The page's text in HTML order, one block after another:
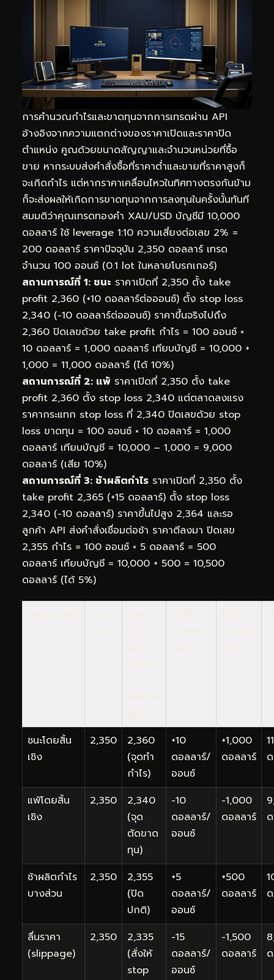
การคำนวณกำไรและขาดทุนจากการเทรดผ่าน API
อ้างอิงจากความแตกต่างของราคาเปิดและราคาปิด
ตำแหน่ง คูณด้วยขนาดสัญญาและจำนวนหน่วยที่ซื้อ
ขาย หากระบบส่งคำสั่งซื้อที่ราคาต่ำและขายที่ราคาสูงก็
จะเกิดกำไร แต่หากราคาเคลื่อนไหวในทิศทางตรงกันข้าม
ก็จะส่งผลให้เกิดการขาดทุนจากการลงทุนในครั้งนั้นทันที
สมมติว่าคุณเทรดทองคำ XAU/USD บัญชีมี 10,000
ดอลลาร์ ใช้ leverage 1:10 ความเสี่ยงต่อเลข 2% =
200 ดอลลาร์ ราคาปัจจุบัน 2,350 ดอลลาร์ เทรด
จำนวน 100 ออนซ์ (0.1 lot ในหลายโบรกเกอร์)
สถานการณ์ที่ 1: ชนะ ราคาเปิดที่ 2,350 ตั้ง take
profit 2,360 (+10 ดอลลาร์ต่อออนซ์) ตั้ง stop loss
2,340 (-10 ดอลลาร์ต่อออนซ์) ราคาขึ้นจริงไปถึง
2,360 ปิดเลขด้วย take profit กำไร = 100 ออนซ์ ×
10 ดอลลาร์ = 1,000 ดอลลาร์ เทียบบัญชี = 10,000 +
1,000 = 11,000 ดอลลาร์ (ได้ 10%)
สถานการณ์ที่ 2: แพ้ ราคาเปิดที่ 2,350 ตั้ง take
profit 2,360 ตั้ง stop loss 2,340 แต่ตลาดลงแรง
ราคากระแทก stop loss ที่ 2,340 ปิดเลขด้วย stop
loss ขาดทุน = 100 ออนซ์ × 10 ดอลลาร์ = 1,000
ดอลลาร์ เทียบบัญชี = 10,000 – 1,000 = 9,000
ดอลลาร์ (เสีย 10%)
สถานการณ์ที่ 3: ช้าผลิตกำไร ราคาเปิดที่ 2,350 ตั้ง
take profit 2,365 (+15 ดอลลาร์) ตั้ง stop loss
2,340 (-10 ดอลลาร์) ราคาขึ้นไปสูง 2,364 และรอ
ลูกค้า API ส่งคำสั่งเชื่อมต่อช้า ราคาตีลงมา ปิดเลข
2,355 กำไร = 100 ออนซ์ × 5 ดอลลาร์ = 500
ดอลลาร์ เทียบบัญชี = 10,000 + 500 = 10,500
ดอลลาร์ (ได้ 5%)
ชนะโดยสิ้น
เชิง
2,350
2,360
(จุดทำ
กำไร)
+10
ดอลลาร์/
ออนซ์
+1,000
ดอลลาร์
แพ้โดยสิ้น
เชิง
2,350
2,340
(จุด
ตัดขาด
ทุน)
-10
ดอลลาร์/
ออนซ์
-1,000
ดอลลาร์
ช้าผลิตกำไร
บางส่วน
2,350
2,355
(ปิด
ปกติ)
+5
ดอลลาร์/
ออนซ์
+500
ดอลลาร์
ลื่นราคา
(slippage)
2,350
2,335
(สั่งให้
stop
-15
ดอลลาร์/
ออนซ์
-1,500
ดอลลาร์